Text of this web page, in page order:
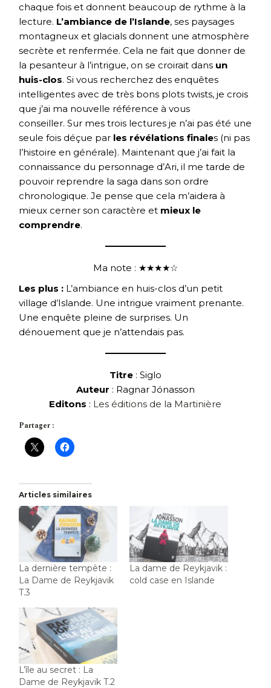
chaque fois et donnent beaucoup de rythme à la
lecture. L’ambiance de l’Islande, ses paysages
montagneux et glacials donnent une atmosphère
secrète et renfermée. Cela ne fait que donner de
la pesanteur à l’intrigue, on se croirait dans un
huis-clos. Si vous recherchez des enquêtes
intelligentes avec de très bons plots twists, je crois
que j’ai ma nouvelle référence à vous
conseiller. Sur mes trois lectures je n’ai pas été une
seule fois déçue par les révélations finales (ni pas
l’histoire en générale). Maintenant que j’ai fait la
connaissance du personnage d’Ari, il me tarde de
pouvoir reprendre la saga dans son ordre
chronologique. Je pense que cela m’aidera à
mieux cerner son caractère et mieux le
comprendre.
Ma note : ★★★★☆
Les plus : L’ambiance en huis-clos d’un petit
village d’Islande. Une intrigue vraiment prenante.
Une enquête pleine de surprises. Un
dénouement que je n’attendais pas.
Titre: Siglo
Auteur : Ragnar Jónasson
Editons : Les éditions de la Martinière
Partager :
Articles similaires
La dernière tempête :
La Dame de Reykjavik
T.3
La dame de Reykjavik :
cold case en Islande
L’île au secret : La
Dame de Reykjavik T.2